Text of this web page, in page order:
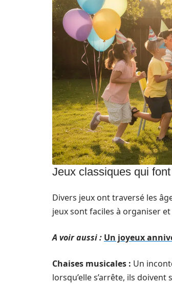
Jeux classiques qui
Divers jeux ont traversé les
jeux sont faciles à organiser
A voir aussi : Un joyeux
Chaises musicales : Un
lorsqu’elle s’arrête, ils doivent